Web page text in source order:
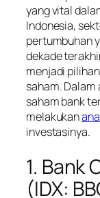
yang vital
Indonesia,
pertumbuhan
dekade
menjadi
saham.
saham bank
melakukan
investasinya.
1. Bank
(IDX: